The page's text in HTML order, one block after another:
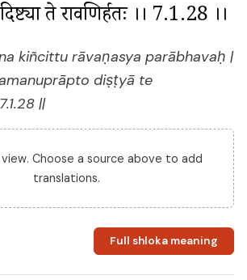
दिष्ट्या ते रावणिर्हतः ।। 7.1.28 ।।
kiñcittu rāvaṇasya parābhavaḥ |
diṣṭyā te
||
Choose a source above to add
translations.
Full shloka meaning